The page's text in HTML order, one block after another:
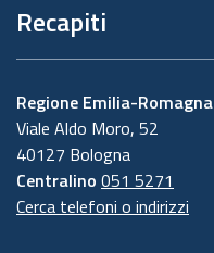
Recapiti
Regione Emilia-Romagna
Viale Aldo Moro, 52
40127 Bologna
Centralino 051 5271
Cerca telefoni o indirizzi